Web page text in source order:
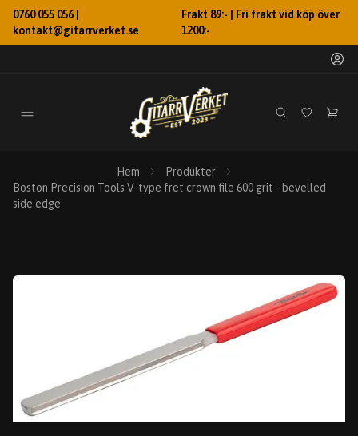
0760 055 056 |
kontakt@gitarrverket.se
Frakt 89:- | Fri frakt vid köp över
1200:-
Hem
Produkter
Boston Precision Tools V-type fret crown file 600 grit - bevelled
side edge